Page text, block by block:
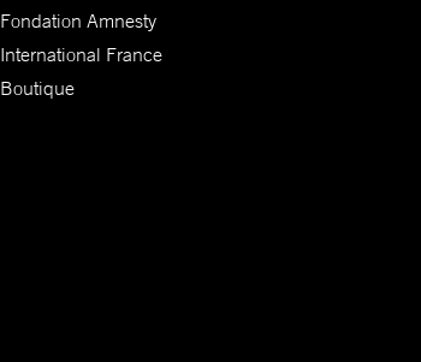
Fondation Amnesty
International France
Boutique